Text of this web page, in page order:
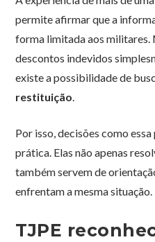
permite afirmar que a
forma limitada aos
descontos indevidos
existe a possibilidade de
restituição.
Por isso, decisões como
prática. Elas não apenas
também servem de
enfrentam a mesma situação.
TJPE